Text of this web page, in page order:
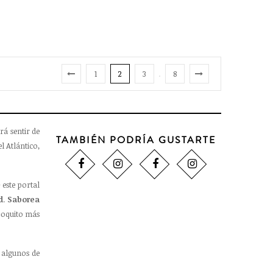
1 2 3 8
sentir de
Atlántico,
portal
. Saborea
más
de
TAMBIÉN PODRÍA GUSTARTE